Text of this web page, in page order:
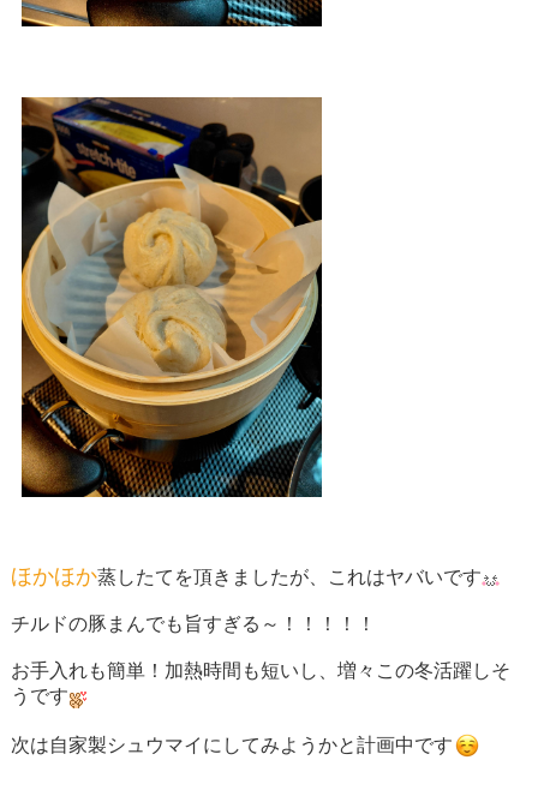
ほかほか蒸したてを頂きましたが、これはヤバいです
チルドの豚まんでも旨すぎる～！！！！！
お手入れも簡単！加熱時間も短いし、増々この冬活躍しそ
うです
次は自家製シュウマイにしてみようかと計画中です